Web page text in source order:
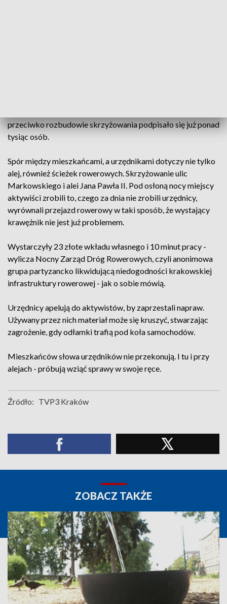
przeciwko rozbudowie skrzyżowania podpisało się już ponad
tysiąc osób.
Spór między mieszkańcami, a urzędnikami dotyczy nie tylko
alej, również ścieżek rowerowych. Skrzyżowanie ulic
Markowskiego i alei Jana Pawła II. Pod osłoną nocy miejscy
aktywiści zrobili to, czego za dnia nie zrobili urzędnicy,
wyrównali przejazd rowerowy w taki sposób, że wystający
krawężnik nie jest już problemem.
Wystarczyły 23 złote wkładu własnego i 10 minut pracy -
wylicza Nocny Zarząd Dróg Rowerowych, czyli anonimowa
grupa partyzancko likwidującą niedogodności krakowskiej
infrastruktury rowerowej - jak o sobie mówią.
Urzędnicy apelują do aktywistów, by zaprzestali napraw.
Używany przez nich materiał może się kruszyć, stwarzając
zagrożenie, gdy odłamki trafią pod koła samochodów.
Mieszkańców słowa urzędników nie przekonują. I tu i przy
alejach - próbują wziąć sprawy w swoje ręce.
Źródło: TVP3 Kraków
ZOBACZ TAKŻE